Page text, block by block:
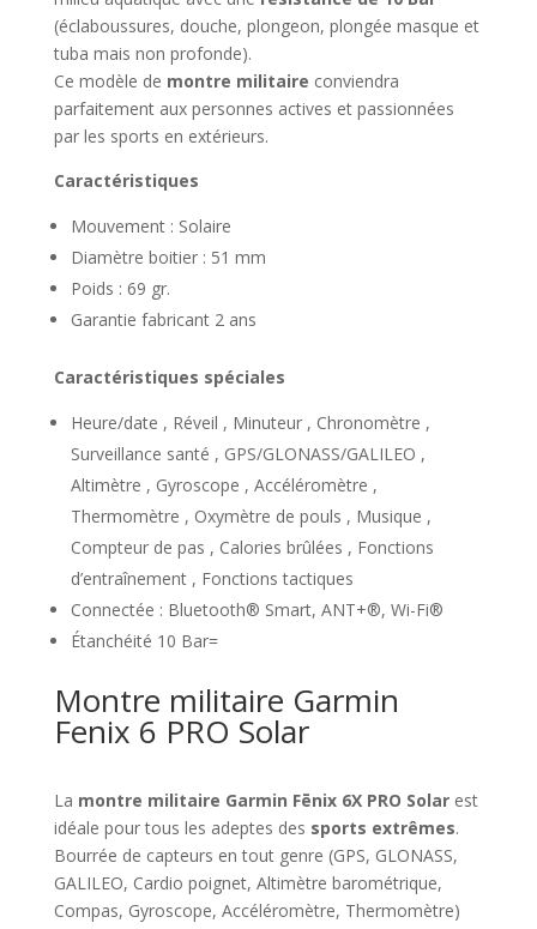
(éclaboussures, douche, plongeon, plongée masque et
tuba mais non profonde).
Ce modèle de montre militaire conviendra
parfaitement aux personnes actives et passionnées
par les sports en extérieurs.
Caractéristiques
Mouvement : Solaire
Diamètre boitier : 51 mm
Poids : 69 gr.
Garantie fabricant 2 ans
Caractéristiques spéciales
Heure/date , Réveil , Minuteur , Chronomètre ,
Surveillance santé , GPS/GLONASS/GALILEO ,
Altimètre , Gyroscope , Accéléromètre ,
Thermomètre , Oxymètre de pouls , Musique ,
Compteur de pas , Calories brûlées , Fonctions
d’entraînement , Fonctions tactiques
Connectée : Bluetooth® Smart, ANT+®, Wi-Fi®
Étanchéité 10 Bar=
Montre militaire Garmin
Fenix 6 PRO Solar
La montre militaire Garmin Fēnix 6X PRO Solarest
idéale pour tous les adeptes des sports extrêmes.
Bourrée de capteurs en tout genre (GPS, GLONASS,
GALILEO, Cardio poignet, Altimètre barométrique,
Compas, Gyroscope, Accéléromètre, Thermomètre)